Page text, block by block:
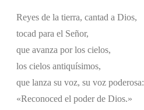
Reyes de la tierra, cantad a Dios,
tocad para el Señor,
que avanza por los cielos,
los cielos antiquísimos,
que lanza su voz, su voz poderosa:
«Reconoced el poder de Dios.»